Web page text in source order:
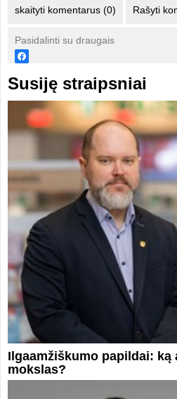
skaityti komentarus (0) Rašyti
Pasidalinti su draugais
Susiję straipsniai
Ilgaamžiškumo papildai: ką
mokslas?